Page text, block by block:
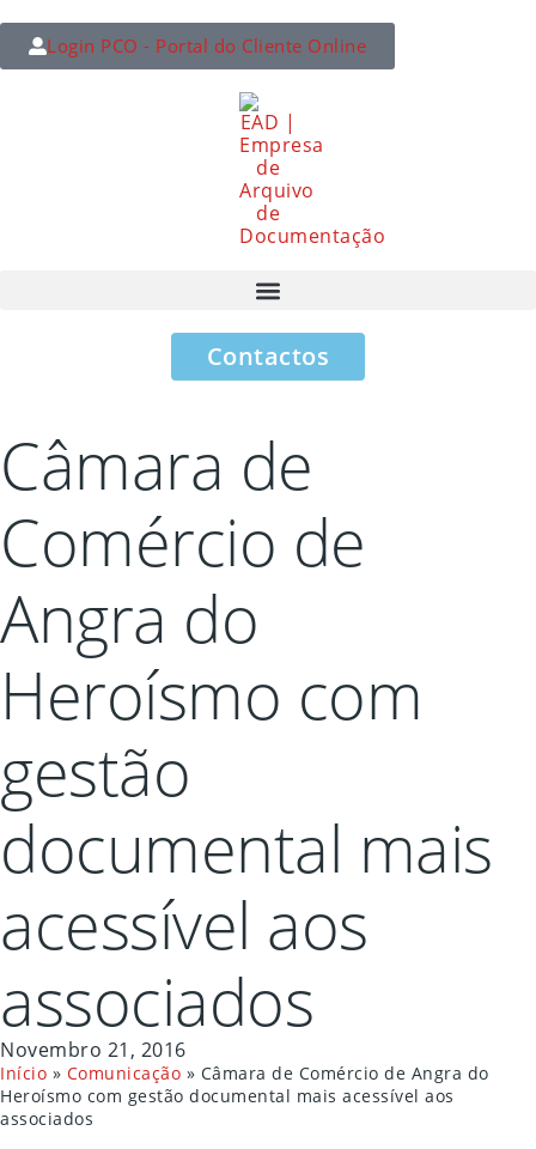
Login PCO - Portal do Cliente Online
Contactos
Câmara de
Comércio de
Angra do
Heroísmo com
gestão
documental mais
acessível aos
associados
Novembro 21, 2016
Início » Comunicação » Câmara de Comércio de Angra do
Heroísmo com gestão documental mais acessível aos
associados